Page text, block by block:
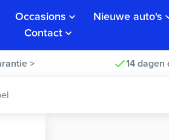
Occasions Nieuwe auto's
Contact
> 14